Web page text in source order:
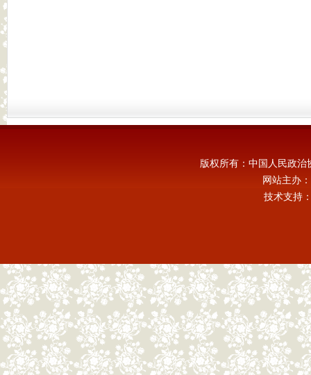
版权所有：中国人民政
网站主办
技术支持